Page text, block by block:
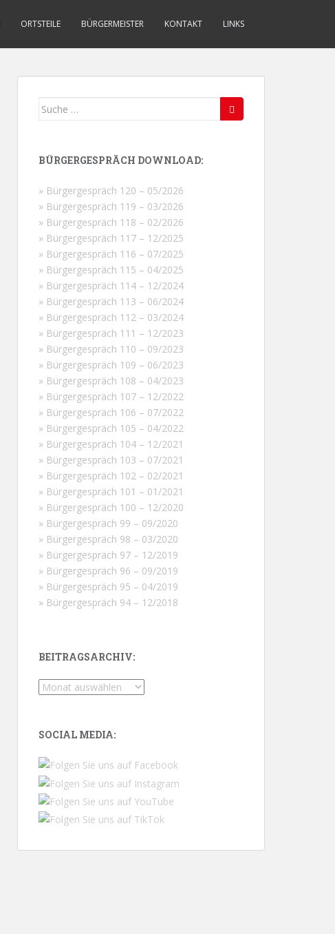
ORTSTEILE BÜRGERMEISTER KONTAKT LINKS
Suche
BÜRGERGESPRÄCH DOWNLOAD:
» Bürgergespräch 120 – 05/2026
» Bürgergespräch 119 – 03/2026
» Bürgergespräch 118 – 02/2026
» Bürgergespräch 117 – 12/2025
» Bürgergespräch 116 – 07/2025
» Bürgergespräch 115 – 04/2025
» Bürgergespräch 114 – 12/2024
» Bürgergespräch 113 – 06/2024
» Bürgergespräch 112 – 03/2024
» Bürgergespräch 111 – 12/2023
» Bürgergespräch 110 – 09/2023
» Bürgergespräch 109 – 06/2023
» Bürgergespräch 108 – 04/2023
» Bürgergespräch 107 – 12/2022
» Bürgergespräch 106 – 07/2022
» Bürgergespräch 105 – 04/2022
» Bürgergespräch 104 – 12/2021
» Bürgergespräch 103 – 07/2021
» Bürgergespräch 102 – 02/2021
» Bürgergespräch 101 – 01/2021
» Bürgergespräch 100 – 12/2020
» Bürgergespräch 99 – 09/2020
» Bürgergespräch 98 – 03/2020
» Bürgergespräch 97 – 12/2019
» Bürgergespräch 96 – 09/2019
» Bürgergespräch 95 – 04/2019
» Bürgergespräch 94 – 12/2018
BEITRAGSARCHIV:
Beitragsarchiv:
SOCIAL MEDIA: